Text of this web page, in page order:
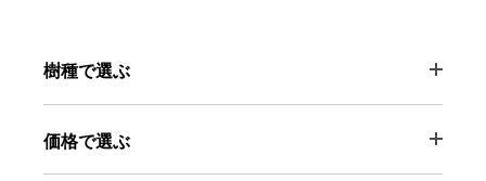
樹種で選ぶ
価格で選ぶ